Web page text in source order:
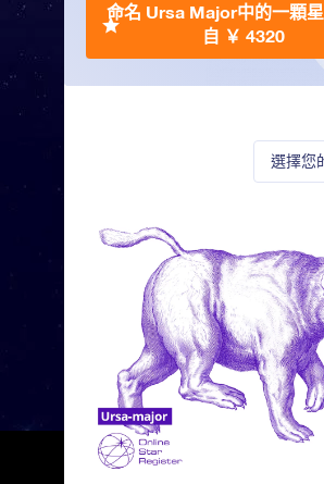
選擇您
命名 Ursa Major中的一顆星
自 ￥ 4320